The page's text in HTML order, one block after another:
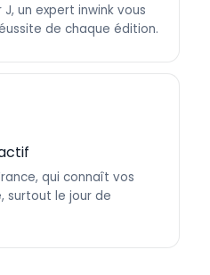
un expert inwink vous
de chaque édition.
qui connaît vos
surtout le jour de